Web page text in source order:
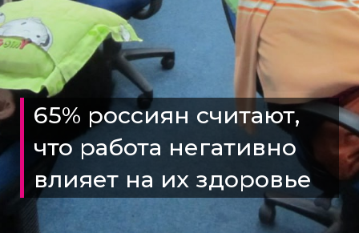
65% россиян считают,
что работа негативно
влияет на их здоровье